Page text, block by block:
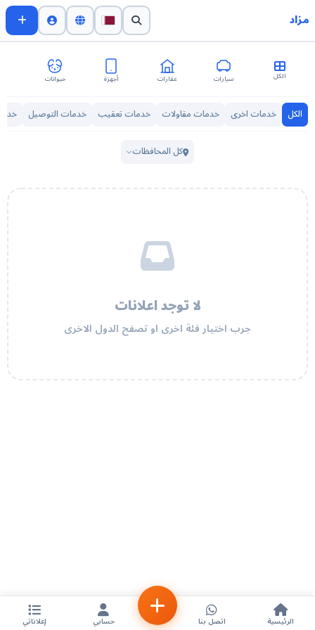
مزاد
الكل سيارات عقارات أجهزة حيوانات
الكل خدمات اخرى خدمات مقاولات خدمات تعقيب خدمات التوصيل
كل المحافظات
لا توجد اعلانات
جرب اختيار فئة اخرى او تصفح الدول الاخرى
الرئيسية اتصل بنا حسابي إعلاناتي